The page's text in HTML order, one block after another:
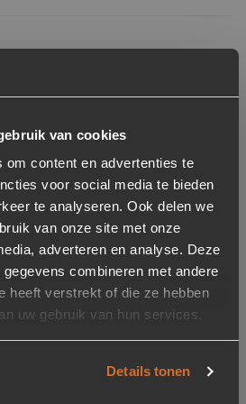
van cookies
om content en advertenties te
voor social media te bieden
te analyseren. Ook delen we
van onze site met onze
adverteren en analyse. Deze
combineren met andere
heeft verstrekt of die ze hebben
uw gebruik van hun services.
Details tonen